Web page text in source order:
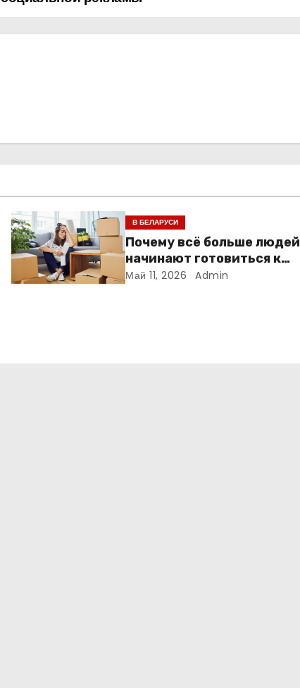
В БЕЛАРУСИ
Почему всё больше людей
начинают готовиться к
переезду заранее
Май 11, 2026 Admin